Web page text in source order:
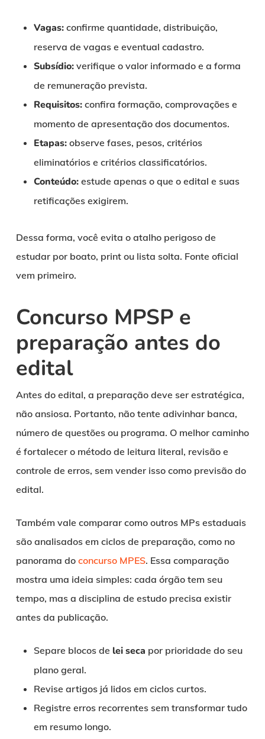
Vagas:confirme quantidade, distribuição,
reserva de vagas e eventual cadastro.
Subsídio:verifique o valor informado e a forma
de remuneração prevista.
Requisitos:confira formação, comprovações e
momento de apresentação dos documentos.
Etapas:observe fases, pesos, critérios
eliminatórios e critérios classificatórios.
Conteúdo:estude apenas o que o edital e suas
retificações exigirem.
Dessa forma, você evita o atalho perigoso de
estudar por boato, print ou lista solta. Fonte oficial
vem primeiro.
Concurso MPSP e
preparação antes do
edital
Antes do edital, a preparação deve ser estratégica,
não ansiosa. Portanto, não tente adivinhar banca,
número de questões ou programa. O melhor caminho
é fortalecer o método de leitura literal, revisão e
controle de erros, sem vender isso como previsão do
edital.
Também vale comparar como outros MPs estaduais
são analisados em ciclos de preparação, como no
panorama do concurso MPES. Essa comparação
mostra uma ideia simples: cada órgão tem seu
tempo, mas a disciplina de estudo precisa existir
antes da publicação.
Separe blocos de lei seca por prioridade do seu
plano geral.
Revise artigos já lidos em ciclos curtos.
Registre erros recorrentes sem transformar tudo
em resumo longo.